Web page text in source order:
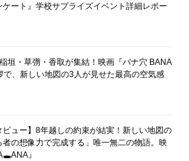
ケート』学校サプライズイベント詳細レポー
垣・草彅・香取が集結！映画『バナ穴 BANA
、新しい地図の3人が見せた最高の空気感
ビュー】8年越しの約束が結実！新しい地図の
者の想像力で完成する」唯一無二の物語。映
』